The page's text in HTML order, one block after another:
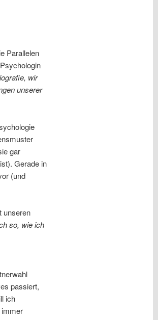
Parallelen
wir
unserer
gar
Gerade in
(und
unseren
so, wie ich
passiert,
ich